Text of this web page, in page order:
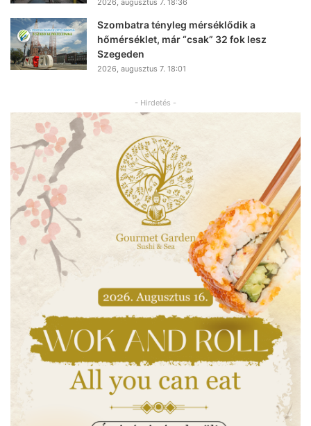
Szombatra tényleg mérséklődik a
hőmérséklet, már “csak” 32 fok lesz
Szegeden
2026, augusztus 7. 18:01
- Hirdetés -